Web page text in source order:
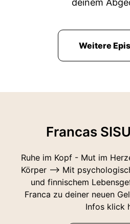
deinem
Weitere
Francas
Ruhe im Kopf - Mut im
Körper --> Mit
und finnischem
Franca zu deiner neuen
Infos klick